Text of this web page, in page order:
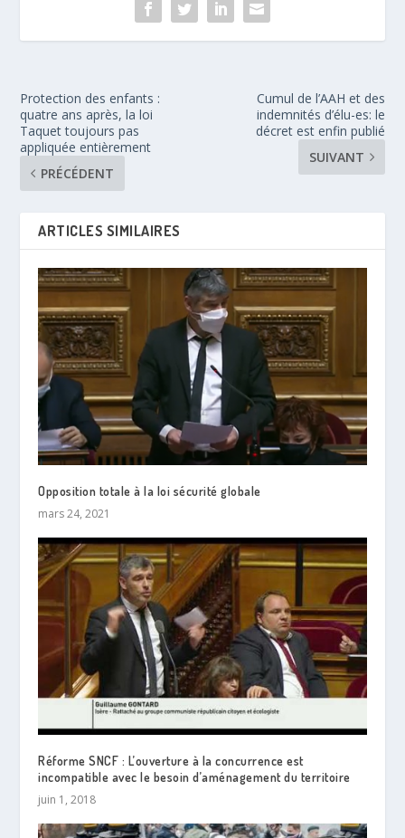
Protection des enfants :
quatre ans après, la loi
Taquet toujours pas
appliquée entièrement
PRÉCÉDENT
Cumul de l’AAH et des
indemnités d’élu-es: le
décret est enfin publié
SUIVANT
ARTICLES SIMILAIRES
Opposition totale à la loi sécurité globale
mars 24, 2021
Réforme SNCF : L’ouverture à la concurrence est
incompatible avec le besoin d’aménagement du territoire
juin 1, 2018